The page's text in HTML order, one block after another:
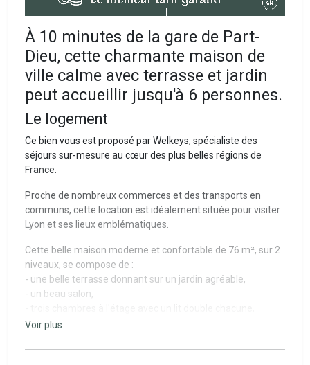
À 10 minutes de la gare de Part-
Dieu, cette charmante maison de
ville calme avec terrasse et jardin
peut accueillir jusqu'à 6 personnes.
Le logement
Ce bien vous est proposé par Welkeys, spécialiste des
séjours sur-mesure au cœur des plus belles régions de
France.
Proche de nombreux commerces et des transports en
communs, cette location est idéalement située pour visiter
Lyon et ses lieux emblématiques.
Cette belle maison moderne et confortable de 76 m², sur 2
niveaux, se compose de :
- une belle terrasse donnant sur un jardin agréable,
- un beau salon,
- une salle de bain avec douche, à l'étage, ainsi que des
- une belle cuisine ouverte entièrement équipée (machine à
Voir plus